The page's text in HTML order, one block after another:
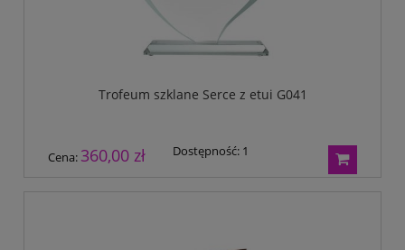
Trofeum szklane Serce z etui G041
Cena: 360,00 zł Dostępność: 1